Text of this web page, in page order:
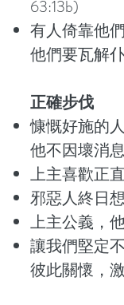
63:13b)
有人倚靠他
他們要瓦解
正確步伐
慷慨好施的
他不因壞消
上主喜歡正
邪惡人終日
上主公義，
讓我們堅定
彼此關懷，